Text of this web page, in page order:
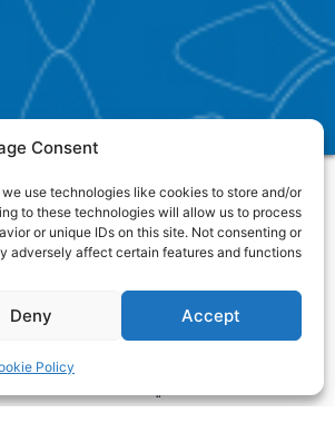
Consent
use technologies like cookies to store and/or
to these technologies will allow us to process
or unique IDs on this site. Not consenting or
adversely affect certain features and functions.
Accept
Deny
Policy
الرؤية السياسية
إنّ الحزب الليبرالي
تبني الحقوق الأساسيّة
(تحت أي ذريعة/ على